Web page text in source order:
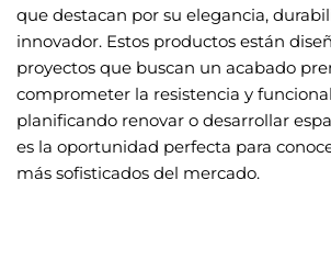
que destacan por su elegancia,
innovador. Estos productos están
proyectos que buscan un acabado
comprometer la resistencia y
planificando renovar o desarrollar
es la oportunidad perfecta para
más sofisticados del mercado.